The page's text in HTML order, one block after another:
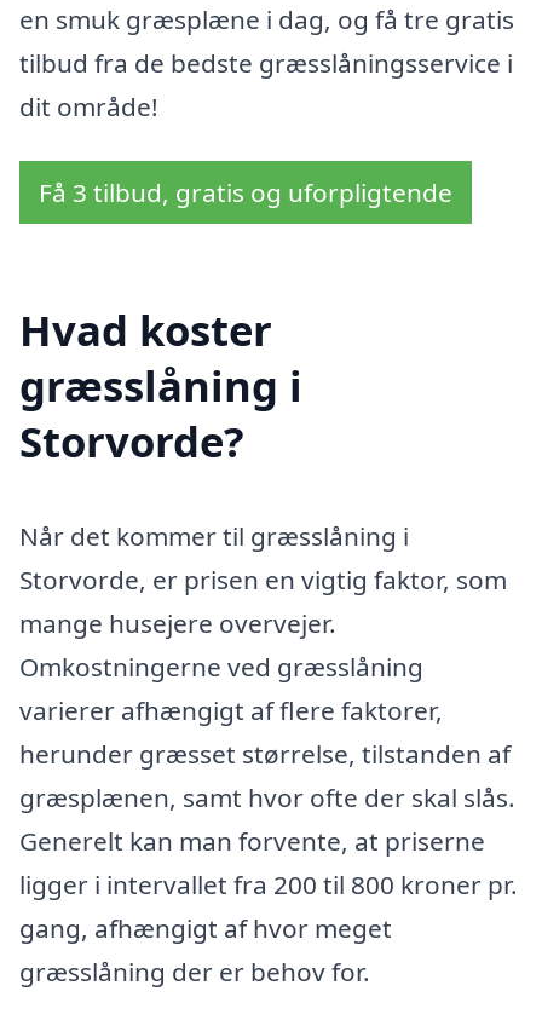
en smuk græsplæne i dag, og få tre gratis
tilbud fra de bedste græsslåningsservice i
dit område!
Få 3 tilbud, gratis og uforpligtende
Hvad koster
græsslåning i
Storvorde?
Når det kommer til græsslåning i
Storvorde, er prisen en vigtig faktor, som
mange husejere overvejer.
Omkostningerne ved græsslåning
varierer afhængigt af flere faktorer,
herunder græsset størrelse, tilstanden af
græsplænen, samt hvor ofte der skal slås.
Generelt kan man forvente, at priserne
ligger i intervallet fra 200 til 800 kroner pr.
gang, afhængigt af hvor meget
græsslåning der er behov for.